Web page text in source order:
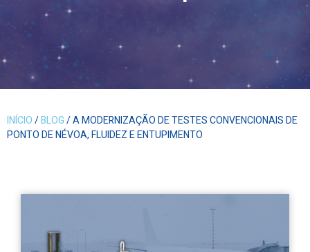
INÍCIO/BLOG/ A MODERNIZAÇÃO DE TESTES CONVENCIONAIS DE
PONTO DE NÉVOA, FLUIDEZ E ENTUPIMENTO